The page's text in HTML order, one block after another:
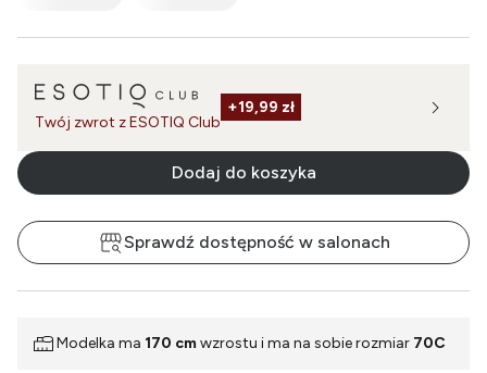
Twój zwrot z ESOTIQ Club
+19,99 zł
Dodaj do koszyka
Sprawdź dostępność w salonach
Modelka ma 170 cmwzrostu i ma na sobie rozmiar 70C